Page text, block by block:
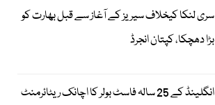
سری لنکا کیخلاف سیریز کے آغاز سے قبل بھارت کو
بڑا دھچکا، کپتان انجرڈ
انگلینڈ کے 25 سالہ فاسٹ بولر کا اچانک ریٹائرمنٹ